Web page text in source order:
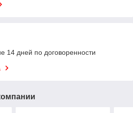
14 дней по договоренности